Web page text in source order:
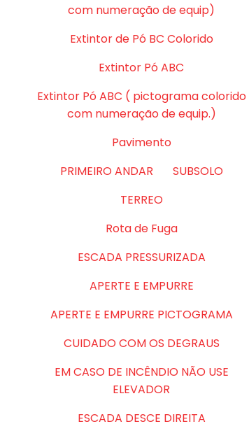
com numeração de equip)
Extintor de Pó BC Colorido
Extintor Pó ABC
Extintor Pó ABC ( pictograma colorido
com numeração de equip.)
Pavimento
PRIMEIRO ANDAR
SUBSOLO
TERREO
Rota de Fuga
ESCADA PRESSURIZADA
APERTE E EMPURRE
APERTE E EMPURRE PICTOGRAMA
CUIDADO COM OS DEGRAUS
EM CASO DE INCÊNDIO NÃO USE
ELEVADOR
ESCADA DESCE DIREITA